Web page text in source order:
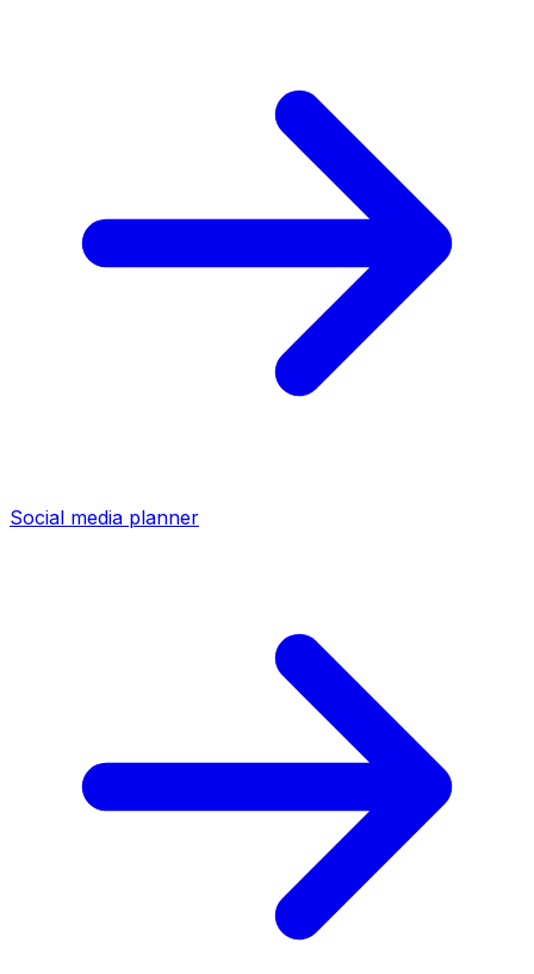
Social media planner